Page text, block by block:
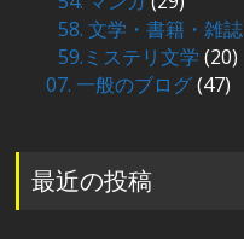
58. 文学・書籍・雑誌
59.ミステリ文学 (20)
07. 一般のブログ(47)
最近の投稿